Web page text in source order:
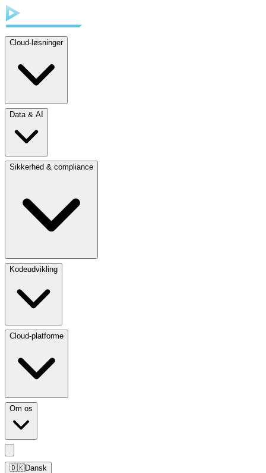
Cloud-løsninger
Data & AI
Sikkerhed & compliance
Kodeudvikling
Cloud-platforme
Om os
🇩🇰Dansk